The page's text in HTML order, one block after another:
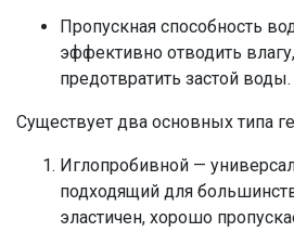
Пропускная способность
эффективно отводить
предотвратить застой воды.
Существует два основных типа
Иглопробивной —
подходящий для
эластичен, хорошо